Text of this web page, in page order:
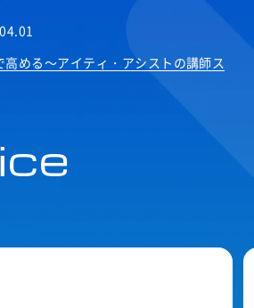
める～アイティ・アシストの講師ス